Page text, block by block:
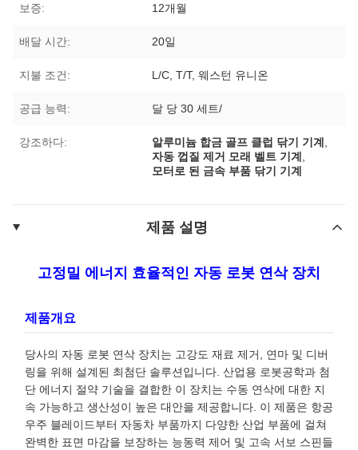
보증: 12개월
배달 시간: 20일
지불 조건: L/C, T/T, 웨스턴 유니온
공급 능력: 달 당 30 세트/
강조하다: 알루미늄 합금 골프 클럽 닦기 기계
자동 껍질 제거 모래 벨트 기계
모터로 된 금속 부품 닦기 기계
제품 설명
고정밀 에너지 효율적인 자동 로봇 연삭 장치
제품개요
당사의 자동 로봇 연삭 장치는 고강도 재료 제거, 연마 및 디버
링을 위해 설계된 최첨단 솔루션입니다. 산업용 로봇공학과 첨
단 에너지 절약 기술을 결합한 이 장치는 수동 연삭에 대한 지
속 가능하고 생산성이 높은 대안을 제공합니다. 이 제품은 항공
우주 블레이드부터 자동차 부품까지 다양한 산업 부품에 걸쳐
완벽한 표면 마감을 보장하는 능동력 제어 및 고속 서보 스핀들